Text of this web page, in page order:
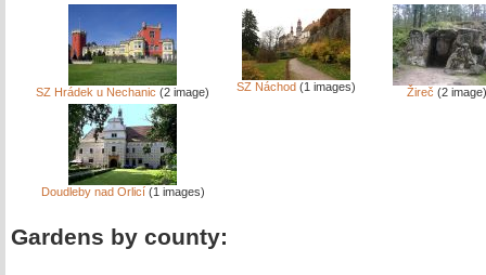
SZ Hrádek u Nechanic (2 image) SZ Náchod(1 images) Žireč (2 image)
Doudleby nad Orlicí(1 images)
Gardens by county: